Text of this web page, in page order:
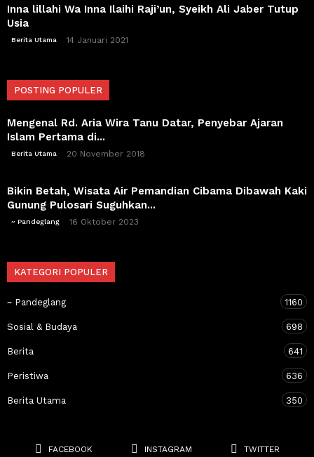
Inna lillahi Wa Inna Ilaihi Raji’un, Syeikh Ali Jaber Tutup
Usia
Berita Utama 14 Januari 2021
POSTING POPULER
Mengenal Rd. Aria Wira Tanu Datar, Penyebar Ajaran
Islam Pertama di...
Berita Utama 20 November 2018
Bikin Betah, Wisata Air Pemandian Cibama Dibawah Kaki
Gunung Pulosari Suguhkan...
~ Pandeglang 16 Oktober 2023
KATEGORI POPULER
~ Pandeglang 1160
Sosial & Budaya 698
Berita 641
Peristiwa 636
Berita Utama 350
FACEBOOK INSTAGRAM TWITTER